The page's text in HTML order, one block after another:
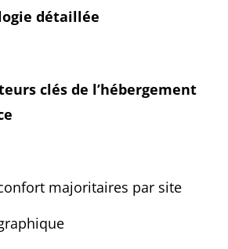
détaillée
clés de l’hébergement
majoritaires par site